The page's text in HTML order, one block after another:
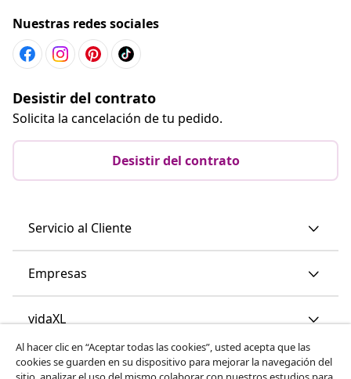
Nuestras redes sociales
Desistir del contrato
Solicita la cancelación de tu pedido.
Desistir del contrato
Servicio al Cliente
Empresas
vidaXL
Descubre mas
Al hacer clic en “Aceptar todas las cookies”, usted acepta que las
cookies se guarden en su dispositivo para mejorar la navegación del